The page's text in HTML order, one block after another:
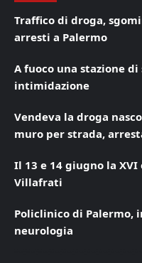
Traffico di droga,
arresti a Palermo
A fuoco una stazione di
intimidazione
Vendeva la droga
muro per strada,
Il 13 e 14 giugno la
Villafrati
Policlinico di Palermo,
neurologia